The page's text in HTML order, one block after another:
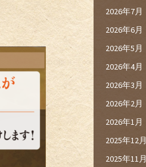
2026年7月
2026年6月
2026年5月
2026年4月
2026年3月
2026年2月
2026年1月
2025年12月
2025年11月